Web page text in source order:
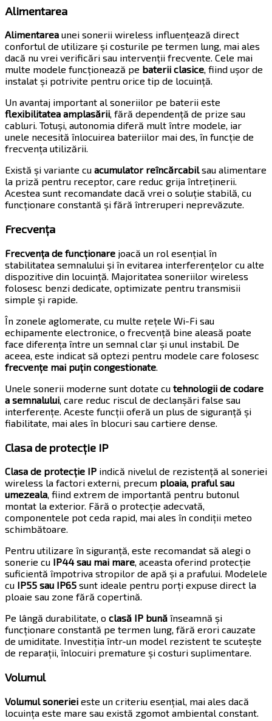
Alimentarea
Alimentarea unei sonerii wireless influențează direct
confortul de utilizare și costurile pe termen lung, mai ales
dacă nu vrei verificări sau intervenții frecvente. Cele mai
multe modele funcționează pe baterii clasice, fiind ușor de
instalat și potrivite pentru orice tip de locuință.
Un avantaj important al soneriilor pe baterii este
flexibilitatea amplasării, fără dependență de prize sau
cabluri. Totuși, autonomia diferă mult între modele, iar
unele necesită înlocuirea bateriilor mai des, în funcție de
frecvența utilizării.
Există și variante cu acumulator reîncărcabilsau alimentare
la priză pentru receptor, care reduc grija întreținerii.
Acestea sunt recomandate dacă vrei o soluție stabilă, cu
funcționare constantă și fără întreruperi neprevăzute.
Frecvența
Frecvența de funcționare joacă un rol esențial în
stabilitatea semnalului și în evitarea interferențelor cu alte
dispozitive din locuință. Majoritatea soneriilor wireless
folosesc benzi dedicate, optimizate pentru transmisii
simple și rapide.
În zonele aglomerate, cu multe rețele Wi-Fi sau
echipamente electronice, o frecvență bine aleasă poate
face diferența între un semnal clar și unul instabil. De
aceea, este indicat să optezi pentru modele care folosesc
frecvențe mai puțin congestionate.
Unele sonerii moderne sunt dotate cu tehnologii de codare
a semnalului, care reduc riscul de declanșări false sau
interferențe. Aceste funcții oferă un plus de siguranță și
fiabilitate, mai ales în blocuri sau cartiere dense.
Clasa de protecție IP
Clasa de protecție IP indică nivelul de rezistență al soneriei
wireless la factori externi, precum ploaia, praful sau
umezeala, fiind extrem de importantă pentru butonul
montat la exterior. Fără o protecție adecvată,
componentele pot ceda rapid, mai ales în condiții meteo
schimbătoare.
Pentru utilizare în siguranță, este recomandat să alegi o
sonerie cu IP44 sau mai mare, aceasta oferind protecție
suficientă împotriva stropilor de apă și a prafului. Modelele
cu IP55 sau IP65 sunt ideale pentru porți expuse direct la
ploaie sau zone fără copertină.
Pe lângă durabilitate, o clasă IP bună înseamnă și
funcționare constantă pe termen lung, fără erori cauzate
de umiditate. Investiția într-un model rezistent te scutește
de reparații, înlocuiri premature și costuri suplimentare.
Volumul
Volumul soneriei este un criteriu esențial, mai ales dacă
locuința este mare sau există zgomot ambiental constant.